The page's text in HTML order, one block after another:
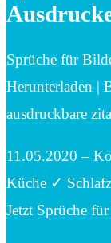
Sprüche für
Herunterladen |
ausdruckbare
11.05.2020 –
Küche ✓
Jetzt Sprüche